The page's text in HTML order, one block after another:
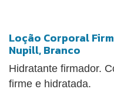
Loção Corporal
Nupill, Branco
Hidratante firmador.
firme e hidratada.